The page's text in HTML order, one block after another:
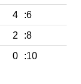
4
:6
2
:8
0 :10